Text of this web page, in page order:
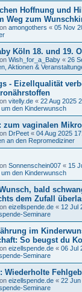
Hoffnung und
Weg zum
amongothers « 05 Nov
Köln 18. und 19.
Wish_for_a_Baby « 26
Aktionen &
- Eizellqualität
vitelly.de « 22 Aug 2025
um den Kinderwunsch
zum vaginalen
DrPeet « 04 Aug 2025
an den Repromediziner
Sonnenschein007 « 15
um den Kinderwunsch
bald
dem Zufall
eizellspende.de « 12 Jul
Seminare
im
So beugst du
eizellspende.de « 06 Jul
Seminare
Wiederholte
eizellspende.de « 22 Jun
Seminare